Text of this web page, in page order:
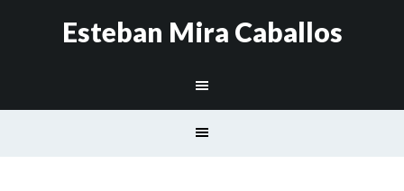
Esteban Mira Caballos